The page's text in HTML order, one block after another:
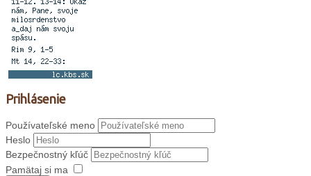
Prihlásenie
Používateľské meno
Heslo
Bezpečnostný kľúč
Pamätaj si ma